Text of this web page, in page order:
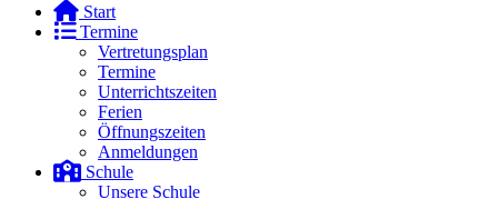
Start
Termine
Vertretungsplan
Termine
Unterrichtszeiten
Ferien
Öffnungszeiten
Anmeldungen
Schule
Unsere Schule